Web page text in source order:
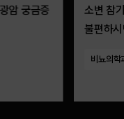
암 궁금증
소변 참
불편하
비뇨의학